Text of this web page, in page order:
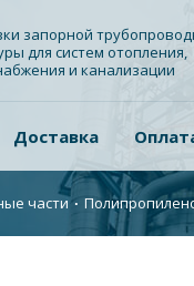
запорной
для систем отопления,
и канализации
Доставка
части ∙